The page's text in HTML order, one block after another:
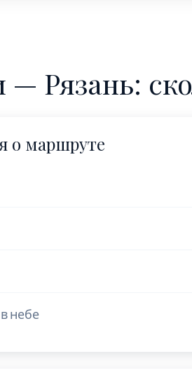
— Рязань:
о маршруте
небе